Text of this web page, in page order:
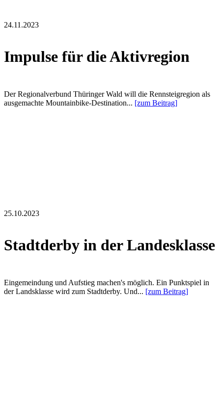
24.11.2023
Impulse für die Aktivregion
Der Regionalverbund Thüringer Wald will die Rennsteigregion als
ausgemachte Mountainbike-Destination... [zum Beitrag]
25.10.2023
Stadtderby in der Landesklasse
Eingemeindung und Aufstieg machen's möglich. Ein Punktspiel in
der Landsklasse wird zum Stadtderby. Und... [zum Beitrag]